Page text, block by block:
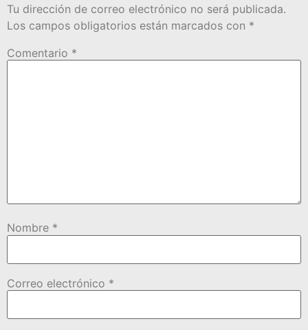
Tu dirección de correo electrónico no será publicada.
Los campos obligatorios están marcados con *
Comentario *
Nombre *
Correo electrónico *